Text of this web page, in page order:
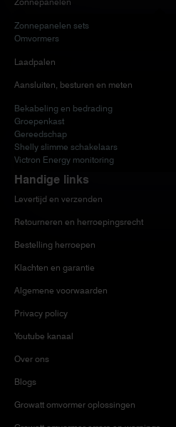
Zonnepanelen sets
Omvormers
Laadpalen
Aansluiten, besturen en meten
Bekabeling en bedrading
Groepenkast
Gereedschap
Shelly slimme schakelaars
Victron Energy monitoring
Handige links
Levertijd en verzenden
Retourneren en herroepingsrecht
Bestelling herroepen
Klachten en garantie
Algemene voorwaarden
Privacy policy
Youtube kanaal
Over ons
Blogs
Growatt omvormer oplossingen